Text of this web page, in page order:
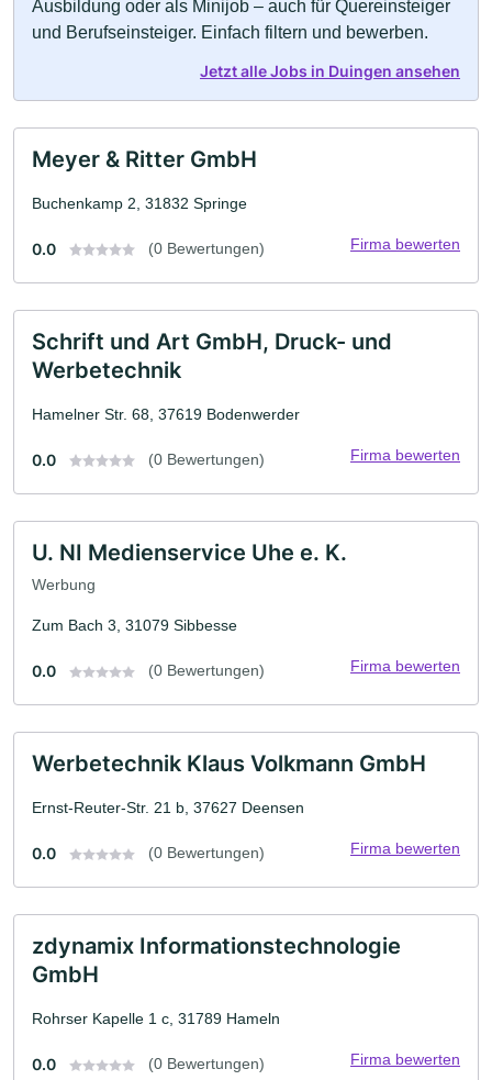
Ausbildung oder als Minijob – auch für Quereinsteiger
und Berufseinsteiger. Einfach filtern und bewerben.
Jetzt alle Jobs in Duingen ansehen
Meyer & Ritter GmbH
Buchenkamp 2, 31832 Springe
0.0 (0 Bewertungen) Firma bewerten
Schrift und Art GmbH, Druck- und
Werbetechnik
Hamelner Str. 68, 37619 Bodenwerder
0.0 (0 Bewertungen) Firma bewerten
U. NI Medienservice Uhe e. K.
Werbung
Zum Bach 3, 31079 Sibbesse
0.0 (0 Bewertungen) Firma bewerten
Werbetechnik Klaus Volkmann GmbH
Ernst-Reuter-Str. 21 b, 37627 Deensen
0.0 (0 Bewertungen) Firma bewerten
zdynamix Informationstechnologie
GmbH
Rohrser Kapelle 1 c, 31789 Hameln
0.0 (0 Bewertungen) Firma bewerten